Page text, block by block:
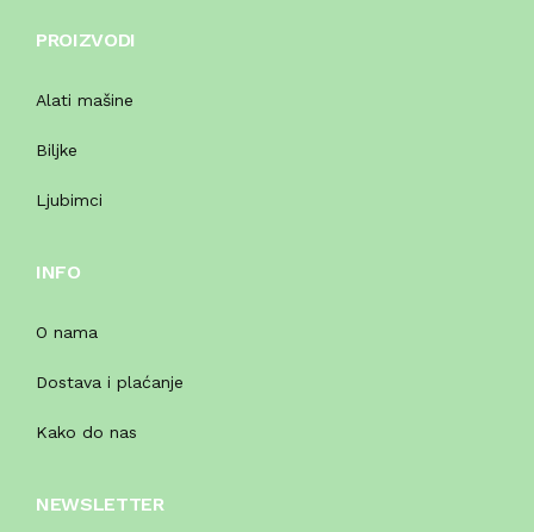
PROIZVODI
Alati mašine
Biljke
Ljubimci
INFO
O nama
Dostava i plaćanje
Kako do nas
NEWSLETTER